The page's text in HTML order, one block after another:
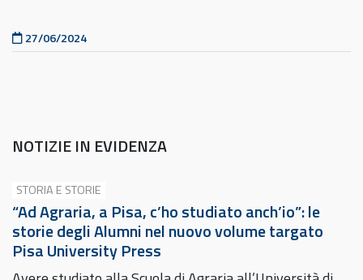
Pubblicato il
27/06/2024
NOTIZIE IN EVIDENZA
STORIA E STORIE
“Ad Agraria, a Pisa, c’ho studiato anch’io”: le
storie degli Alumni nel nuovo volume targato
Pisa University Press